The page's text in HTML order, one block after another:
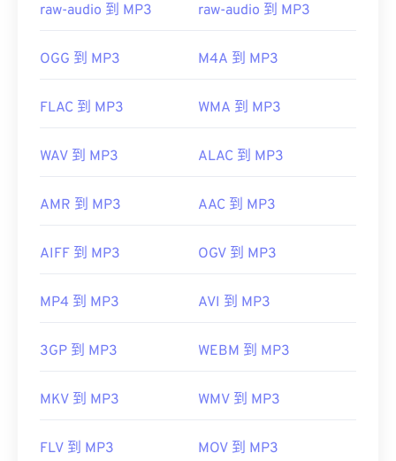
https://mpeg.chiariglione.org/standards/mpeg-
raw-audio 到 MP3 raw-audio 到 MP3
OGG 到 MP3 M4A 到 MP3
FLAC 到 MP3 WMA 到 MP3
WAV 到 MP3 ALAC 到 MP3
AMR 到 MP3 AAC 到 MP3
AIFF 到 MP3 OGV 到 MP3
MP4 到 MP3 AVI 到 MP3
3GP 到 MP3 WEBM 到 MP3
MKV 到 MP3 WMV 到 MP3
FLV 到 MP3 MOV 到 MP3